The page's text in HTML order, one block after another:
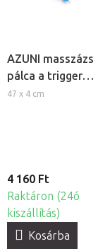
AZUNI masszázs
pálca a trigger
pontok
47 x 4 cm
4 160 Ft
Raktáron (24ó
kiszállítás)
Kosárba